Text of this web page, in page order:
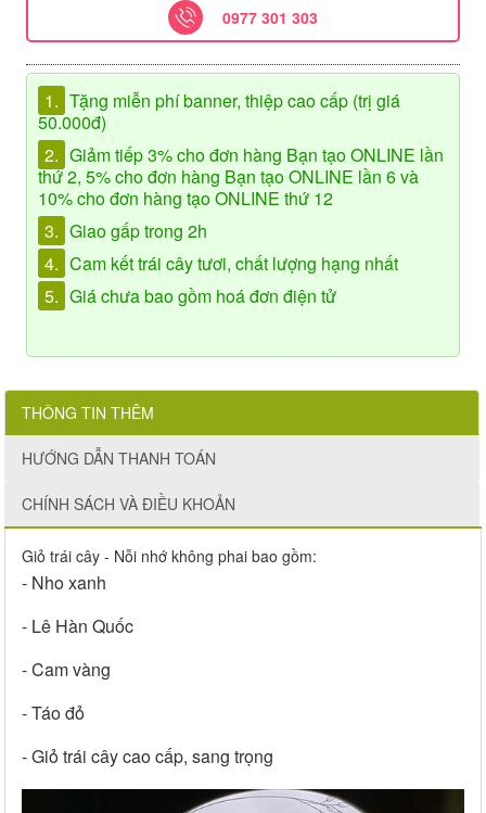
0977 301 303
1. Tặng miễn phí banner, thiệp cao cấp (trị giá
50.000đ)
2. Giảm tiếp 3% cho đơn hàng Bạn tạo ONLINE lần
thứ 2, 5% cho đơn hàng Bạn tạo ONLINE lần 6 và
10% cho đơn hàng tạo ONLINE thứ 12
3. Giao gấp trong 2h
4. Cam kết trái cây tươi, chất lượng hạng nhất
5. Giá chưa bao gồm hoá đơn điện tử
THÔNG TIN THÊM
HƯỚNG DẪN THANH TOÁN
CHÍNH SÁCH VÀ ĐIỀU KHOẢN
Giỏ trái cây - Nỗi nhớ không phai bao gồm:
- Nho xanh
- Lê Hàn Quốc
- Cam vàng
- Táo đỏ
- Giỏ trái cây cao cấp, sang trọng